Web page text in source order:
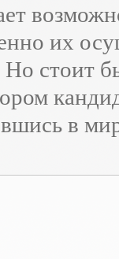
их
Но стоит
в